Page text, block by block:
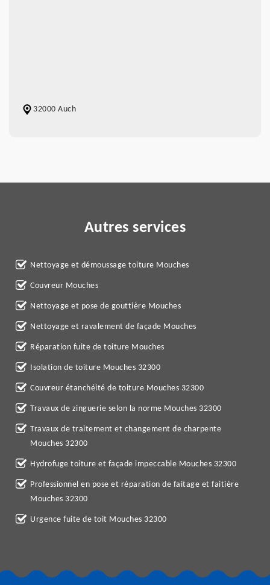
32000 Auch
Autres services
Nettoyage et démoussage toiture Mouches
Couvreur Mouches
Nettoyage et pose de gouttière Mouches
Nettoyage et ravalement de façade Mouches
Réparation fuite de toiture Mouches
Isolation de toiture Mouches 32300
Couvreur étanchéité de toiture Mouches 32300
Travaux de zinguerie selon la norme Mouches 32300
Travaux de traitement et changement de charpente
Mouches 32300
Hydrofuge toiture et façade impeccable Mouches 32300
Professionnel en pose et réparation de faitage et faitière
Mouches 32300
Urgence fuite de toit Mouches 32300